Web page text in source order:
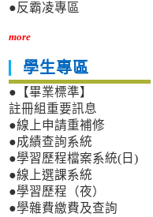
●反霸凌專區
more
學生專區
●【畢業標準】
註冊組重要訊息
●線上申請重補修
●成績查詢系統
●學習歷程檔案系統(日)
●線上選課系統
●學習歷程（夜）
●學雜費繳費及查詢